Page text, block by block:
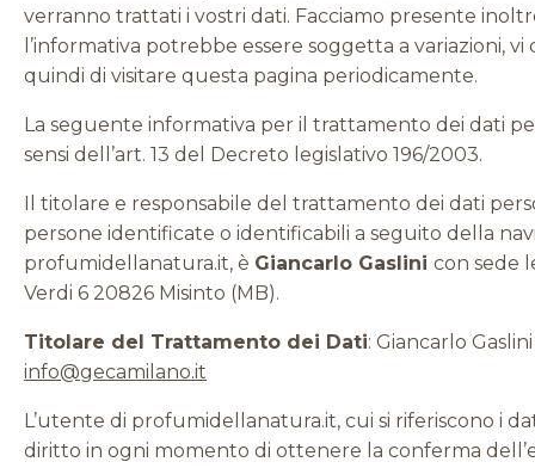
verranno trattati i vostri dati. Facciamo presente
l’informativa potrebbe essere soggetta a variazioni, vi
quindi di visitare questa pagina periodicamente.
La seguente informativa per il trattamento dei dati
sensi dell’art. 13 del Decreto legislativo 196/2003.
Il titolare e responsabile del trattamento dei dati
persone identificate o identificabili a seguito della
profumidellanatura.it, è Giancarlo Gaslini con sede
Verdi 6 20826 Misinto (MB).
Titolare del Trattamento dei Dati: Giancarlo Gaslini
info@gecamilano.it
L’utente di profumidellanatura.it, cui si riferiscono i
diritto in ogni momento di ottenere la conferma